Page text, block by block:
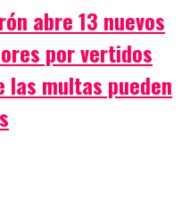
abre 13 nuevos
por vertidos
las multas pueden